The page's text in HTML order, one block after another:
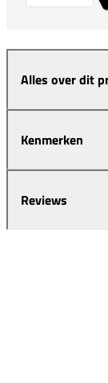
Alles over dit
Kenmerken
Reviews